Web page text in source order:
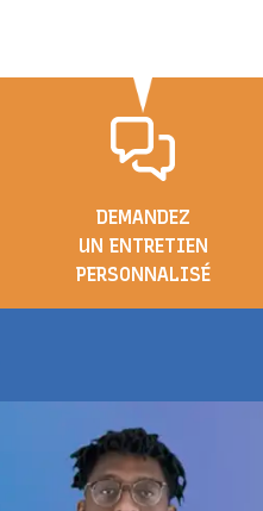
DEMANDEZ
UN ENTRETIEN
PERSONNALISÉ